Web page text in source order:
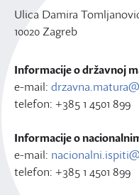
Ulica Damira
10020 Zagreb
Informacije o državnoj
e-mail:
telefon: +385 1 4501 899
Informacije o
e-mail:
telefon: +385 1 4501 899